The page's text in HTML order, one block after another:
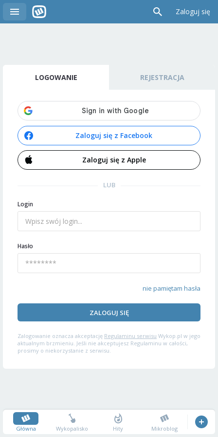
Zaloguj się
LOGOWANIE REJESTRACJA
Zaloguj się z Facebook
Zaloguj się z Apple
LUB
Login
Hasło
nie pamiętam hasła
ZALOGUJ SIĘ
Zalogowanie oznacza akceptację Regulaminu serwisu Wykop.pl w jego
aktualnym brzmieniu. Jeśli nie akceptujesz Regulaminu w całości,
prosimy o niekorzystanie z serwisu.
Główna Wykopalisko Hity Mikroblog